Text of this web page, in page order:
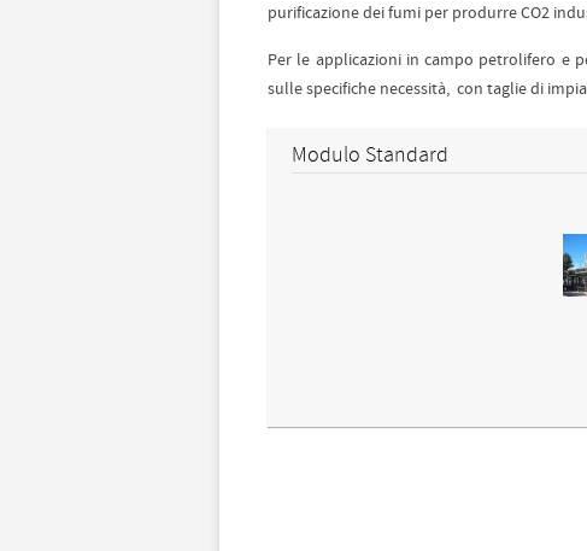
purificazione dei fumi per produrre CO2
Per le applicazioni in campo petrolifero e
sulle specifiche necessità, con taglie di
Modulo Standard